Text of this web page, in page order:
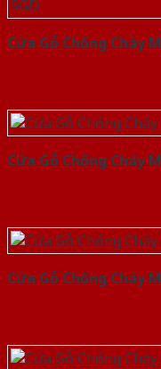
Cửa Gỗ Chống Cháy
Cửa Gỗ Chống Cháy
Cửa Gỗ Chống Cháy